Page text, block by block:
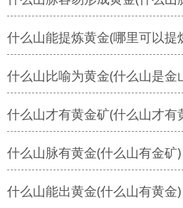
什么山能提炼黄金(哪里可以提
什么山比喻为黄金(什么山是金
什么山才有黄金矿(什么山才有
什么山脉有黄金(什么山有金矿)
什么山能出黄金(什么山有黄金)